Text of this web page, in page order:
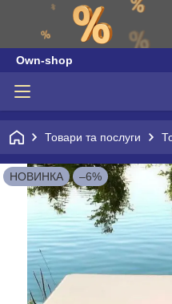
Own-shop
Товари та послуги
НОВИНКА –6%